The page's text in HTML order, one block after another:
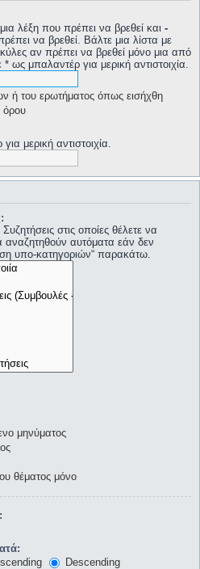
λέξη που πρέπει να βρεθεί και -
να βρεθεί. Βάλτε μια λίστα με
αν πρέπει να βρεθεί μόνο μια από
* ως μπαλαντέρ για μερική αντιστοιχία.
ή του ερωτήματος όπως εισήχθη
όρου
μερική αντιστοιχία.
στις οποίες θέλετε να
αναζητηθούν αυτόματα εάν δεν
υπο-κατηγοριών“ παρακάτω.
μηνύματος
θέματος μόνο
Descending